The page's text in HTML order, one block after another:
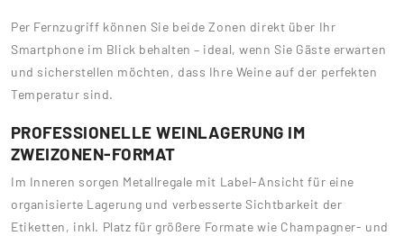
Per Fernzugriff können Sie beide Zonen direkt über Ihr
Smartphone im Blick behalten – ideal, wenn Sie Gäste erwarten
und sicherstellen möchten, dass Ihre Weine auf der perfekten
Temperatur sind.
PROFESSIONELLE WEINLAGERUNG IM
ZWEIZONEN-FORMAT
Im Inneren sorgen Metallregale mit Label-Ansicht für eine
organisierte Lagerung und verbesserte Sichtbarkeit der
Etiketten, inkl. Platz für größere Formate wie Champagner- und